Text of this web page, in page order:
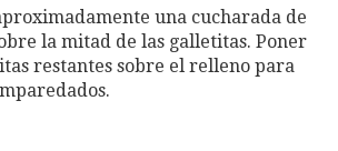
una cucharada de
la mitad de las galletitas. Poner
restantes sobre el relleno para